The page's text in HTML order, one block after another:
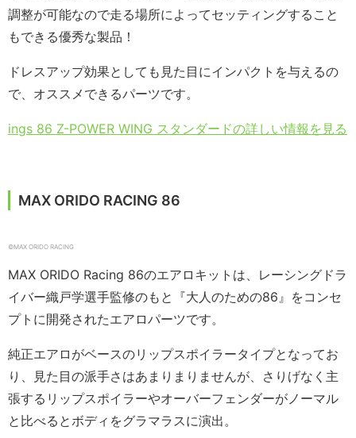
調整が可能なので走る場所によってセッティングすること
もできる優秀な製品！
ドレスアップ効果としても見た目にインパクトを与えるの
で、オススメできるパーツです。
ings 86 Z-POWER WING スタンダードの詳しい情報を見る
MAX ORIDO RACING 86
©️MAX ORIDO RACING
MAX ORIDO Racing 86のエアロキットは、レーシングドラ
イバー織戸学選手監修のもと『大人のための86』をコンセ
プトに開発されたエアロパーツです。
純正エアロがベースのリップスポイラータイプとなってお
り、見た目の派手さはあまりまりませんが、さりげなく主
張するリップスポイラーやオーバーフェンダーがノーマル
と比べるとボディをグラマラスに演出。